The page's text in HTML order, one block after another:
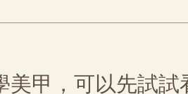
甲，可以先試試